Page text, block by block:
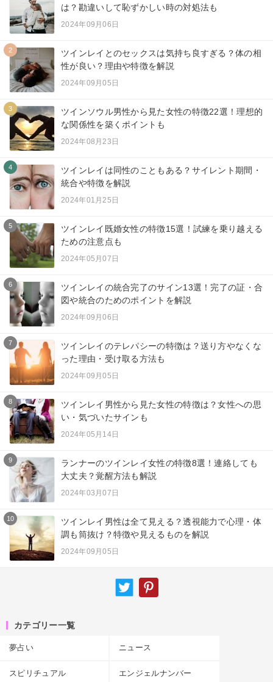
は？勘違いして恥ずかしい時の対処法も
2024年09月06日
2
ツインレイとのセックスは気持ち良すぎる？体の相
性が良い？理由や特徴を解説
2024年09月05日
3
ツインソウル男性から見た女性の特徴22選！理想的
な関係性を築くポイントも
2024年08月23日
4
ツインレイは同性のこともある？サイレント期間・
統合や特徴を解説
2024年01月25日
5
ツインレイ既婚女性の特徴15選！試練を乗り越える
ための注意点も
2024年05月07日
6
ツインレイの統合完了のサイン13選！完了の証・合
図や統合のためのポイントを解説
2024年09月06日
7
ツインレイのテレパシーの特徴は？送り方やなくな
った理由・受け取る方法も
2024年09月05日
8
ツインレイ男性から見た女性の特徴は？女性への思
い・気づいたサインも
2024年05月14日
9
ランナーのツインレイ女性の特徴8選！連絡しても
大丈夫？覚醒方法も解説
2024年03月07日
10
ツインレイ男性は全て見える？透視能力で心理・体
調も筒抜け？特徴や見えるものを解説
2024年09月05日
カテゴリー一覧
夢占い ニュース
スピリチュアル エンジェルナンバー